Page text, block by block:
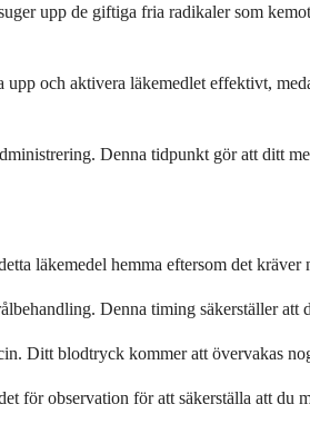
upp de giftiga fria radikaler som
och aktivera läkemedlet effektivt,
Denna tidpunkt gör att ditt
läkemedel hemma eftersom det
Denna timing säkerställer att
Ditt blodtryck kommer att övervakas
observation för att säkerställa att du